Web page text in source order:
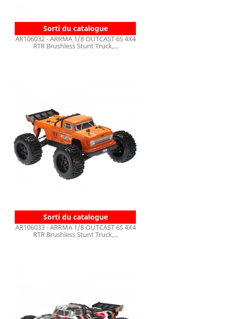
Sorti du catalogue
AR106032 - ARRMA 1/8 OUTCAST 6S 4X4
RTR Brushless Stunt Truck,...
Sorti du catalogue
AR106033 - ARRMA 1/8 OUTCAST 6S 4X4
RTR Brushless Stunt Truck,...